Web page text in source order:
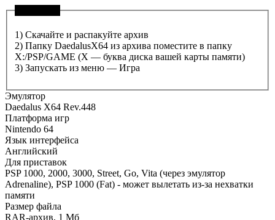
1) Скачайте и распакуйте архив
2) Папку DaedalusX64 из архива поместите в папку
X:/PSP/GAME (X — буква диска вашей карты памяти)
3) Запускать из меню — Игра
Эмулятор
Daedalus X64 Rev.448
Платформа игр
Nintendo 64
Язык интерфейса
Английский
Для приставок
PSP 1000, 2000, 3000, Street, Go, Vita (через эмулятор
Adrenaline), PSP 1000 (Fat) - может вылетать из-за нехватки
памяти
Размер файла
RAR-архив, 1 Мб